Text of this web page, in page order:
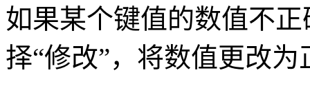
如果某个键值的数值不
择“修改”，将数值更改